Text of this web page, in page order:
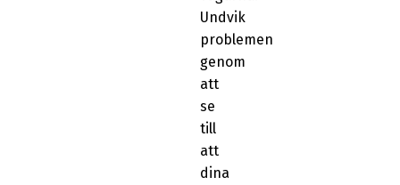
Undvik
problemen
genom
att
se
till
att
dina